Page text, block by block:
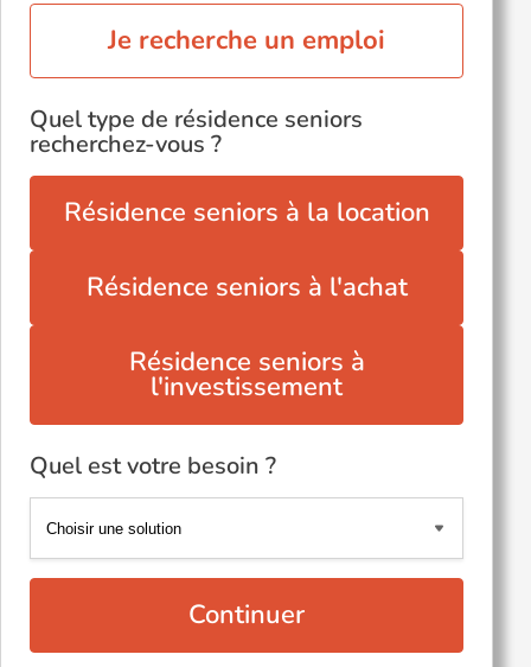
Je recherche un emploi
Quel type de résidence seniors
recherchez-vous ?
Résidence seniors à la location
Résidence seniors à l'achat
Résidence seniors à
l'investissement
Quel est votre besoin ?
Continuer